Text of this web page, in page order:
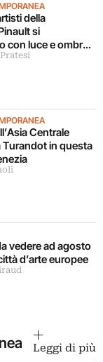
della
si
con luce e ombra
mostra
Centrale
Turandot in questa
vedere ad agosto
d’arte europee
Leggi di più